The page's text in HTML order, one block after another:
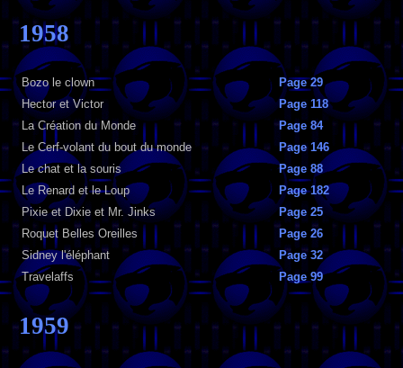
1958
Bozo le clown
Page 29
Hector et Victor
Page 118
La Création du Monde
Page 84
Le Cerf-volant du bout du monde
Page 146
Le chat et la souris
Page 88
Le Renard et le Loup
Page 182
Pixie et Dixie et Mr. Jinks
Page 25
Roquet Belles Oreilles
Page 26
Sidney l'éléphant
Page 32
Travelaffs
Page 99
1959